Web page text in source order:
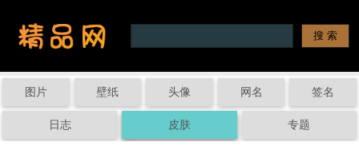
图片 壁纸 头像 网名 签名
日志 皮肤 专题